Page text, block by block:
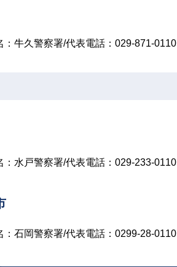
：牛久警察署/代表電話：029-871-0110
：水戸警察署/代表電話：029-233-0110
：石岡警察署/代表電話：0299-28-0110